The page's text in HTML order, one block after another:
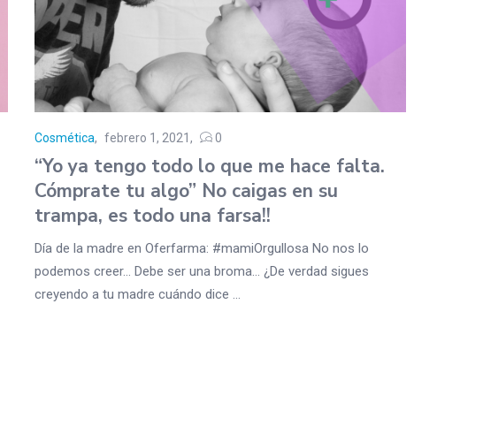
Cosmética febrero 1, 2021 0
“Yo ya tengo todo lo que me hace falta.
Cómprate tu algo” No caigas en su
trampa, es todo una farsa!!
Día de la madre en Oferfarma: #mamiOrgullosa No nos lo
podemos creer… Debe ser una broma… ¿De verdad sigues
creyendo a tu madre cuándo dice ...